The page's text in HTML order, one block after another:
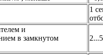
1
и
в замкнутом
2...5